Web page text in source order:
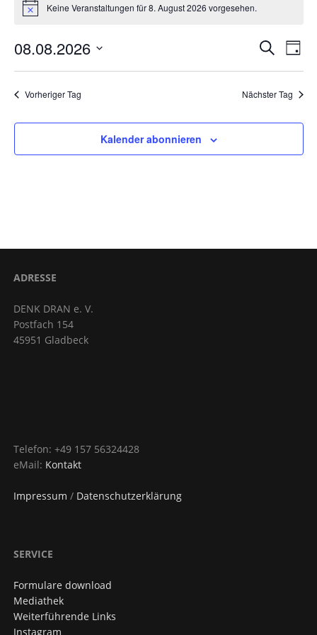
für
8.
August
2026
HinweisKeine Veranstaltungen für 8. August 2026 vorgesehen.
Suche
und
SucheTag
08.08.2026
Vorheriger Tag Nächster Tag
Kalender abonnieren
ADRESSE
DENK DRAN e. V.
Postfach 154
45951 Gladbeck
Telefon: +49 157 56324428
eMail: Kontakt
Impressum / Datenschutzerklärung
SERVICE
Formulare download
Mediathek
Weiterführende Links
Instagram